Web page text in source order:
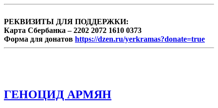
РЕКВИЗИТЫ ДЛЯ ПОДДЕРЖКИ:
Карта Сбербанка – 2202 2072 1610 0373
Форма для донатов https://dzen.ru/yerkramas?donate=true
ГЕНОЦИД АРМЯН